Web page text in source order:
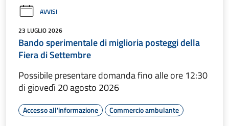
AVVISI
23 LUGLIO 2026
Bando sperimentale di miglioria posteggi della
Fiera di Settembre
Possibile presentare domanda fino alle ore 12:30
di giovedì 20 agosto 2026
Accesso all'informazione Commercio ambulante